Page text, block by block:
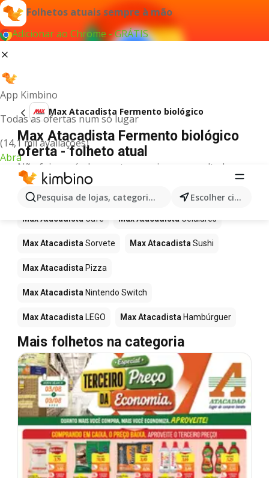
Folhetos atuais sempre à mão
Adicionar ao Chrome - GRÁTIS
App Kimbino
Todas as ofertas num só lugar
(14,1 mil avaliações)
Abra
Pesquisa de lojas, categorias,produtos... Escolher cidade
Max Atacadista Fermento biológico
Max Atacadista Fermento biológico
oferta - folheto atual
Não foi possível encontrar quaisquer resultados
para este termo.
Mais produtos em Max Atacadista
Max Atacadista Café Max Atacadista Celulares
Max Atacadista Sorvete Max Atacadista Sushi
Max Atacadista Pizza
Max Atacadista Nintendo Switch
Max Atacadista LEGO Max Atacadista Hambúrguer
Mais folhetos na categoria